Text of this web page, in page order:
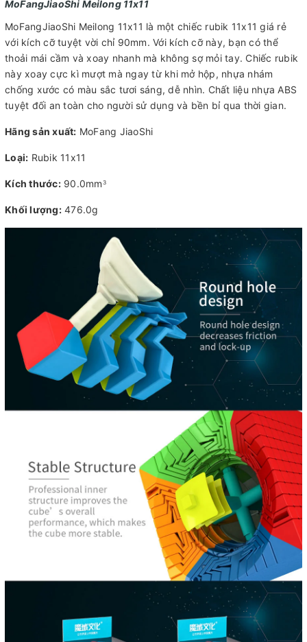
MoFangJiaoShi Meilong 11x11
MoFangJiaoShi Meilong 11x11 là một chiếc rubik 11x11 giá rẻ
với kích cỡ tuyệt vời chỉ 90mm. Với kích cỡ này, bạn có thể
thoải mái cầm và xoay nhanh mà không sợ mỏi tay. Chiếc rubik
này xoay cực kì mượt mà ngay từ khi mở hộp, nhựa nhám
chống xước có màu sắc tươi sáng, dễ nhìn. Chất liệu nhựa ABS
tuyệt đối an toàn cho người sử dụng và bền bỉ qua thời gian.
Hãng sản xuất: MoFang JiaoShi
Loại: Rubik 11x11
Kích thước:90.0mm 3
Khối lượng:476.0g